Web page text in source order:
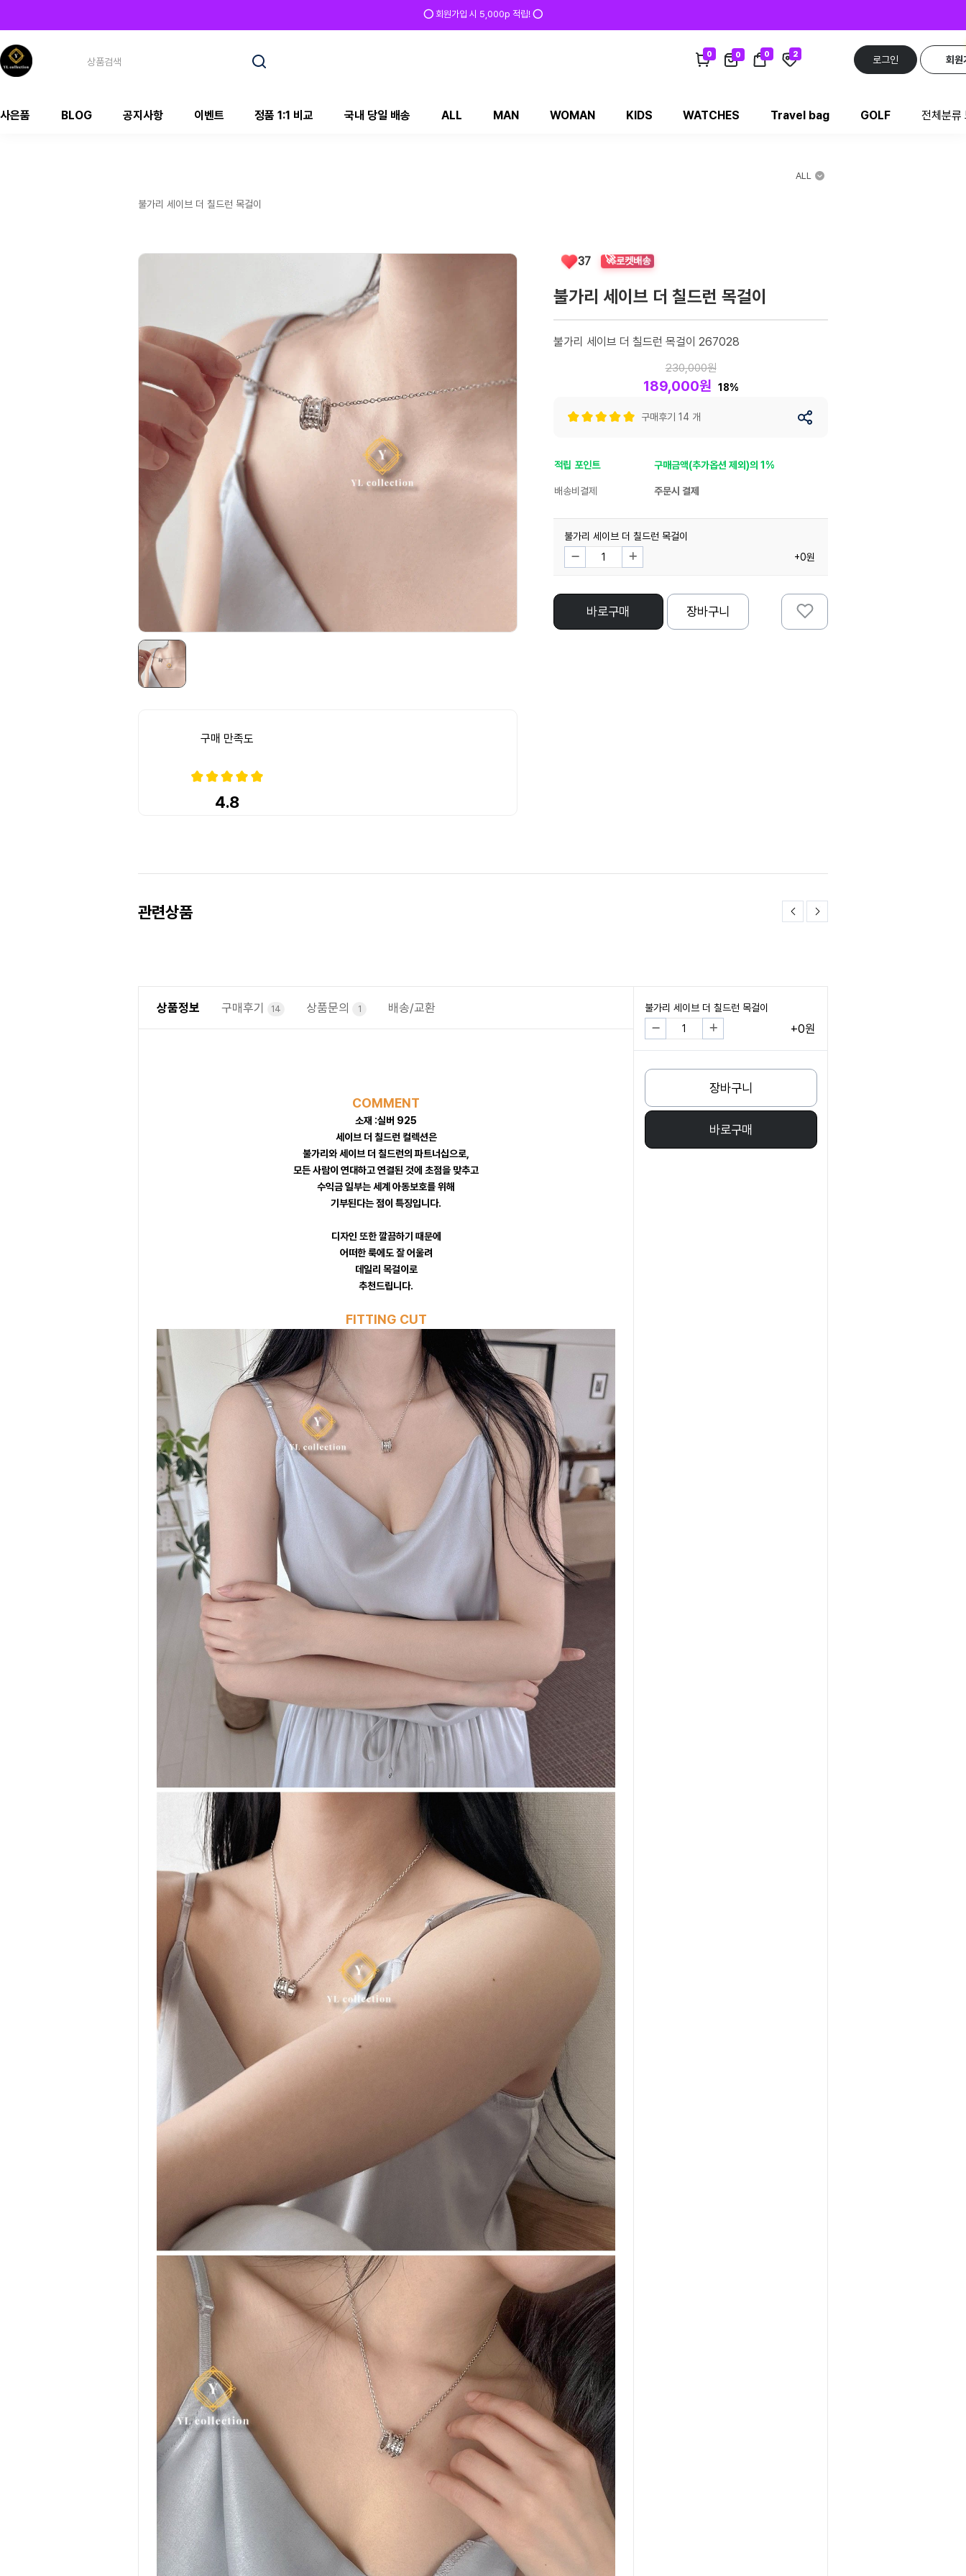
✅ 매일 방문 후 로그인 시 200p 적립! ✅
0 0 0 2
로그인 회원
사은품 BLOG 공지사항 이벤트 정품 1:1 비교 국내 당일 배송 ALL MAN WOMAN KIDS WATCHES Travel bag GOLF 전체분류
불가리 세이브 더 칠드런 목걸이
ALL
구매 만족도
4.8
37 🚀로켓배송
불가리 세이브 더 칠드런 목걸이
불가리 세이브 더 칠드런 목걸이 267028
230,000원
189,000원 18%
구매후기 14 개
적립 포인트 구매금액(추가옵션 제외)의 1%
배송비결제 주문시 결제
불가리 세이브 더 칠드런 목걸이
+0원
바로구매 장바구니
관련상품
상품정보 구매후기 14 상품문의 1 배송/교환
COMMENT
소재 :실버 925
세이브 더 칠드런 컬렉션은
불가리와 세이브 더 칠드런의 파트너십으로,
모든 사람이 연대하고 연결된 것에 초점을 맞추고
수익금 일부는 세계 아동보호를 위해
기부된다는 점이 특징입니다.
디자인 또한 깔끔하기 때문에
어떠한 룩에도 잘 어울려
데일리 목걸이로
추천드립니다.
FITTING CUT
불가리 세이브 더 칠드런 목걸이
+0원
장바구니
바로구매